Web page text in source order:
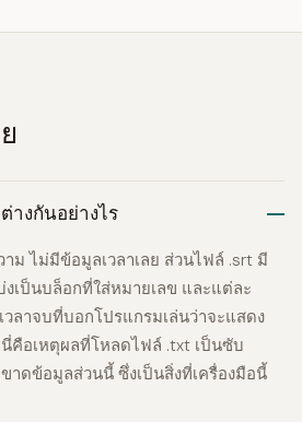
างกันอย่างไร
ม ไม่มีข้อมูลเวลาเลย ส่วนไฟล์ .srt มี
เป็นบล็อกที่ใส่หมายเลข และแต่ละ
วลาจบที่บอกโปรแกรมเล่นว่าจะแสดง
นี่คือเหตุผลที่โหลดไฟล์ .txt เป็นซับ
าดข้อมูลส่วนนี้ ซึ่งเป็นสิ่งที่เครื่องมือนี้